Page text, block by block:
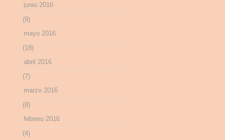
junio 2016
(9)
mayo 2016
(18)
abril 2016
(7)
marzo 2016
(8)
febrero 2016
(4)